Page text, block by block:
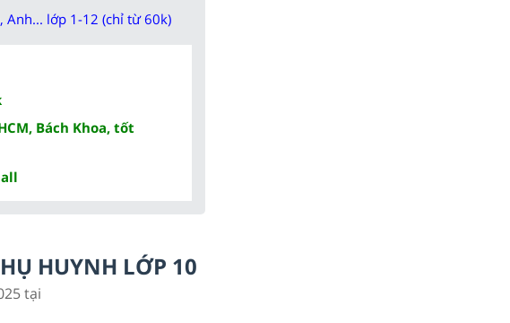
lớp 1-12 (chỉ từ 60k)
Bách Khoa, tốt
HUYNH LỚP 10
tại